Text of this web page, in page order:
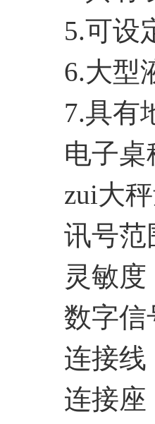
5.可设
6.大型
7.具有
电子
zui大
讯号范
灵敏
数字信
连接线
连接座